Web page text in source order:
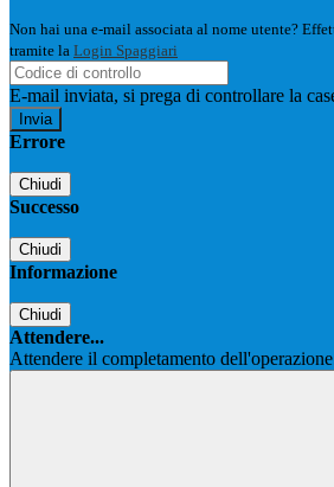
Non hai una e-mail associata al nome utente?
tramite la Login Spaggiari
E-mail inviata, si prega di controllare la
Errore
Chiudi
Successo
Chiudi
Informazione
Chiudi
Attendere...
Attendere il completamento